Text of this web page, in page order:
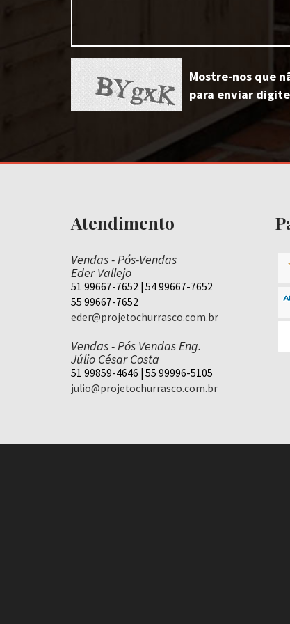
Mostre-nos que
para enviar
Atendimento
Vendas - Pós-Vendas
Eder Vallejo
51 99667-7652 | 54 99667-7652
55 99667-7652
eder@projetochurrasco.com.br
Vendas - Pós Vendas Eng.
Júlio César Costa
51 99859-4646 | 55 99996-5105
julio@projetochurrasco.com.br